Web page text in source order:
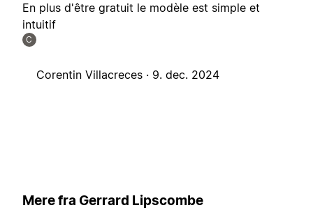
En plus d'être gratuit le modèle est simple et
intuitif
C
Corentin Villacreces · 9. dec. 2024
Mere fra Gerrard Lipscombe